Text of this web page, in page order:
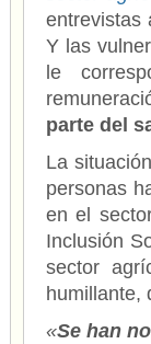
entrevistas
Y las
le
parte del
La
personas
en el
Inclusión
sector
humillante,
«Se han